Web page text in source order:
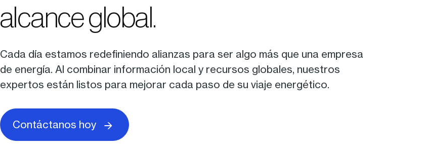
alcance global.
Cada día estamos redefiniendo alianzas para ser algo más que una empresa
de energía. Al combinar información local y recursos globales, nuestros
expertos están listos para mejorar cada paso de su viaje energético.
Contáctanos hoy